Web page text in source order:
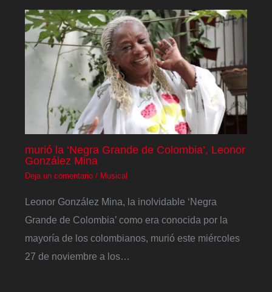
murió la ‘Negra Grande de Colombia’, Leonor
González Mina
Deja un comentario / Musical
Leonor González Mina, la inolvidable ‘Negra
Grande de Colombia’ como era conocida por la
mayoría de los colombianos, murió este miércoles
27 de noviembre a los…